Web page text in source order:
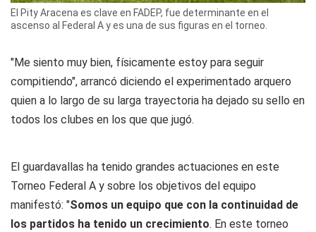
El Pity Aracena es clave en FADEP, fue determinante en el
ascenso al Federal A y es una de sus figuras en el torneo.
"Me siento muy bien, físicamente estoy para seguir
compitiendo", arrancó diciendo el experimentado arquero
quien a lo largo de su larga trayectoria ha dejado su sello en
todos los clubes en los que que jugó.
El guardavallas ha tenido grandes actuaciones en este
Torneo Federal A y sobre los objetivos del equipo
manifestó: "Somos un equipo que con la continuidad de
los partidos ha tenido un crecimiento. En este torneo